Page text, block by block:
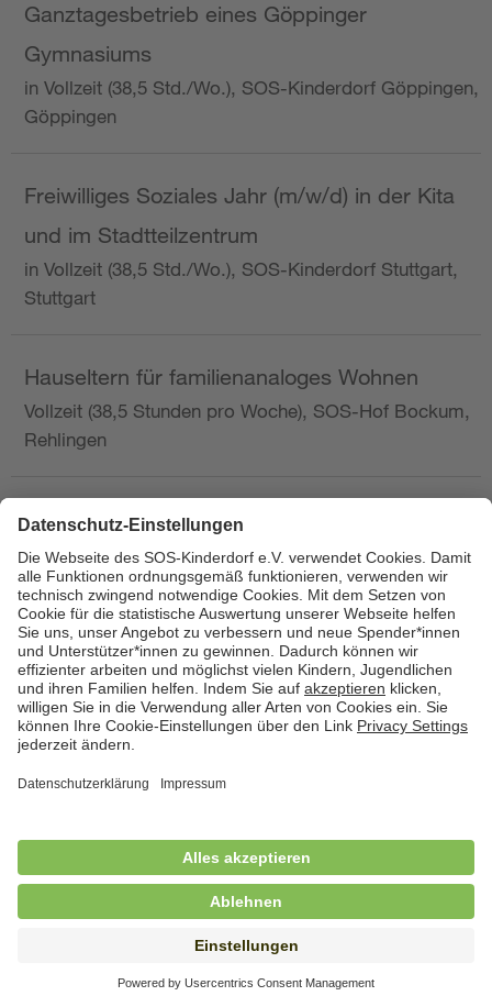
Ganztagesbetrieb eines Göppinger
Gymnasiums
in Vollzeit (38,5 Std./Wo.), SOS-Kinderdorf Göppingen,
Göppingen
Freiwilliges Soziales Jahr (m/w/d) in der Kita
und im Stadtteilzentrum
in Vollzeit (38,5 Std./Wo.), SOS-Kinderdorf Stuttgart,
Stuttgart
Hauseltern für familienanaloges Wohnen
Vollzeit (38,5 Stunden pro Woche), SOS-Hof Bockum,
Rehlingen
Hauswirtschafterin / Köchin (m/w/d) als
Ausbilderin (m/w/d) im Bereich
Nahrungszubereitung
in Vollzeit (38,5 Std./Wo.), SOS-Kinderdorf
Saarbrücken, Saarbrücken
Hauswirtschaftskraft (m/w/d)
in Teilzeit (mind. 20 - max. 30 Std./.Wo.), SOS-
Hauswirtschaftskraft (m/w/d)
in unbefristeter Anstellung, Teilzeit (20 Std./Wo.), SOS-
Kinderdorf Dortmund, Hagen